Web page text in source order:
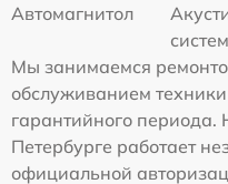
Автомагнитол
систем
Мы занимаемся
обслуживанием
гарантийного
Петербурге работает
официальной